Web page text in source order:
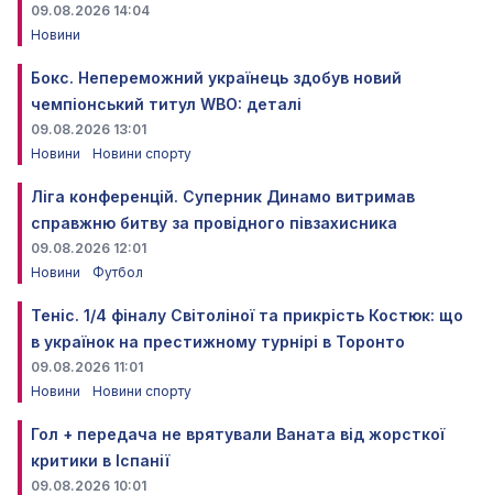
09.08.2026 14:04
Новини
Бокс. Непереможний українець здобув новий
чемпіонський титул WBO: деталі
09.08.2026 13:01
Новини
Новини спорту
Ліга конференцій. Суперник Динамо витримав
справжню битву за провідного півзахисника
09.08.2026 12:01
Новини
Футбол
Теніс. 1/4 фіналу Світоліної та прикрість Костюк: що
в українок на престижному турнірі в Торонто
09.08.2026 11:01
Новини
Новини спорту
Гол + передача не врятували Ваната від жорсткої
критики в Іспанії
09.08.2026 10:01